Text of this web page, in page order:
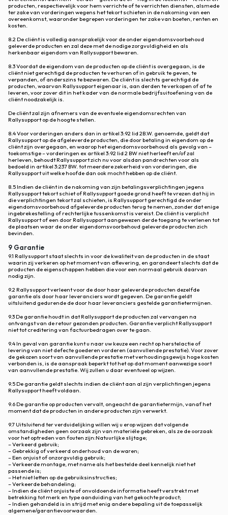
producten, respectievelijk voor hem verrichte of te verrichten diensten, alsmede
ter zake van vorderingen wegens het tekort schieten in de nakoming van een
overeenkomst, waaronder begrepen vorderingen ter zake van boeten, renten en
kosten.
8.2 De cliënt is volledig aansprakelijk voor de onder eigendomsvoorbehoud
geleverde producten en zal deze met de nodige zorgvuldigheid en als
herkenbaar eigendom van Rallysupport bewaren.
8.3 Voordat de eigendom van de producten op de cliënt is overgegaan, is de
cliënt niet gerechtigd de producten te verhuren of in gebruik te geven, te
verpanden, of anderszins te bezwaren. De cliënt is slechts gerechtigd de
producten, waarvan Rallysupport eigenaar is, aan derden te verkopen of af te
leveren, voor zover dit in het kader van de normale bedrijfsuitoefening van de
cliënt noodzakelijk is.
De cliënt zal zijn afnemers van de eventuele eigendomsrechten van
Rallysupport op de hoogte stellen.
8.4 Voor vorderingen anders dan in artikel 3:92 lid 2B.W. genoemde, geldt dat
Rallysupport op de afgeleverde producten, die door betaling in eigendom op de
cliënt zijn overgegaan, en waarop het eigendomsvoorbehoud als gevolg van –
toekomstige – vorderingen ex artikel 3:92 lid 2 BW niet herleeft en/of zal
herleven, behoudt Rallysupport zich nu voor alsdan pandrechten voor als
bedoeld in artikel 3:237 BW. tot meerdere zekerheid van vorderingen, die
Rallysupport uit welke hoofde dan ook mocht hebben op de cliënt.
8.5 Indien de cliënt in de nakoming van zijn betalingsverplichtingen jegens
Rallysupport tekort schiet of Rallysupport goede grond heeft te vrezen dat hij in
die verplichtingen tekort zal schieten, is Rallysupport gerechtigd de onder
eigendomsvoorbehoud afgeleverde producten terug te nemen, zonder dat enige
ingebrekestelling of rechterlijke tussenkomst is vereist. De cliënt is verplicht
Rallysupport of een door Rallysupport aangewezen derde toegang te verlenen tot
de plaatsen waar de onder eigendomsvoorbehoud geleverde producten zich
bevinden.
9 Garantie
9.1 Rallysupport staat slechts in voor de kwaliteit van de producten in de staat
waarin zij verkeren op het moment van aflevering, en garandeert slechts dat de
producten de eigenschappen hebben die voor een normaal gebruik daarvan
nodig zijn.
9.2 Rallysupport verleent voor de door haar geleverde producten dezelfde
garantie als door haar leveranciers wordt gegeven. De garantie geldt
uitsluitend gedurende de door haar leveranciers gestelde garantietermijnen.
9.3 De garantie houdt in dat Rallysupport de producten zal vervangen na
ontvangst van de retour gezonden producten. Garantie verplicht Rallysupport
niet tot creditering van factuurbedragen over te gaan.
9.4 In geval van garantie kunt u naar uw keuze een recht op herstelactie of
levering van niet defecte goederen vorderen (aanvullende prestatie). Voor zover
de gekozen soort van aanvullende prestatie met verhoudingsgewijs hoge kosten
verbonden is, is de aanspraak beperkt tot het op dat moment aanwezige soort
van aanvullende prestatie. Wij zullen u daar eventueel op wijzen.
9.5 De garantie geldt slechts indien de cliënt aan al zijn verplichtingen jegens
Rallysupport heeft voldaan.
9.6 De garantie op producten vervalt, ongeacht de garantietermijn, vanaf het
moment dat de producten in andere producten zijn verwerkt.
9.7 Uitsluitend ter verduidelijking willen wij u erop wijzen dat volgende
omstandigheden geen oorzaak zijn van materiële gebreken, als ze de oorzaak
voor het optreden van fouten zijn:Natuurlijke slijtage;
– Verkeerd gebruik;
– Gebrekkig of verkeerd onderhoud van de waren;
– Een onjuist of onzorgvuldig gebruik;
– Verkeerde montage, met name als het bestelde deel kennelijk niet het
passende is;
– Het niet letten op de gebruiksinstructies;
– Verkeerde behandeling;
– Indien de cliënt onjuiste of onvoldoende informatie heeft verstrekt met
betrekking tot merk en type aanduiding van het gekochte product;
– Indien gehandeld is in strijd met enig andere bepaling uit de toepasselijk
algemene/garantievoorwaarden.